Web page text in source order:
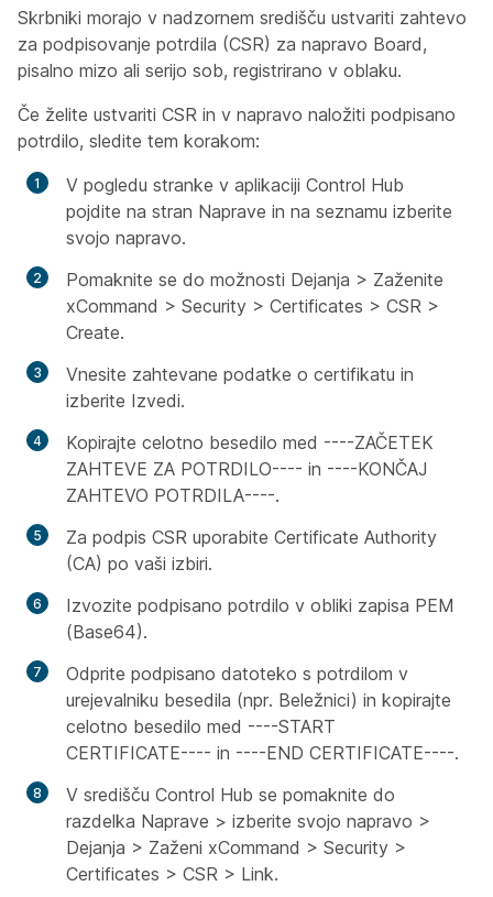
Skrbniki morajo v nadzornem središču ustvariti zahtevo
za podpisovanje potrdila (CSR) za napravo Board,
pisalno mizo ali serijo sob, registrirano v oblaku.
Če želite ustvariti CSR in v napravo naložiti podpisano
potrdilo, sledite tem korakom:
V pogledu stranke v aplikaciji Control Hub
pojdite na stran Naprave in na seznamu izberite
svojo napravo.
Pomaknite se do možnosti Dejanja > Zaženite
xCommand > Security > Certificates > CSR >
Create.
Vnesite zahtevane podatke o certifikatu in
izberite Izvedi.
Kopirajte celotno besedilo med ----ZAČETEK
ZAHTEVE ZA POTRDILO---- in ----KONČAJ
ZAHTEVO POTRDILA----.
Za podpis CSR uporabite Certificate Authority
(CA) po vaši izbiri.
Izvozite podpisano potrdilo v obliki zapisa PEM
(Base64).
Odprite podpisano datoteko s potrdilom v
urejevalniku besedila (npr. Beležnici) in kopirajte
celotno besedilo med ----START
CERTIFICATE---- in ----END CERTIFICATE----.
V središču Control Hub se pomaknite do
razdelka Naprave > izberite svojo napravo >
Dejanja > Zaženi xCommand > Security >
Certificates > CSR > Link.